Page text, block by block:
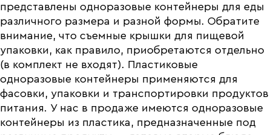
представлены одноразовые контейнеры для еды
различного размера и разной формы. Обратите
внимание, что съемные крышки для пищевой
упаковки, как правило, приобретаются отдельно
(в комплект не входят). Пластиковые
одноразовые контейнеры применяются для
фасовки, упаковки и транспортировки продуктов
питания. У нас в продаже имеются одноразовые
контейнеры из пластика, предназначенные под